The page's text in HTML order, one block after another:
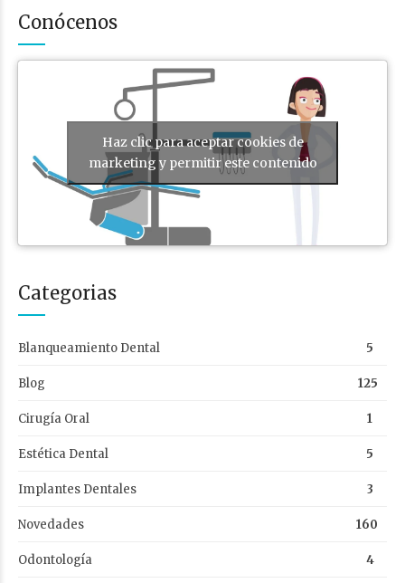
Conócenos
Haz clic para aceptar cookies de
marketing y permitir este contenido
Categorias
Blanqueamiento Dental 5
Blog 125
Cirugía Oral 1
Estética Dental 5
Implantes Dentales 3
Novedades 160
Odontología 4